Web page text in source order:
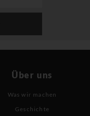
Über uns
Was wir machen
Geschichte